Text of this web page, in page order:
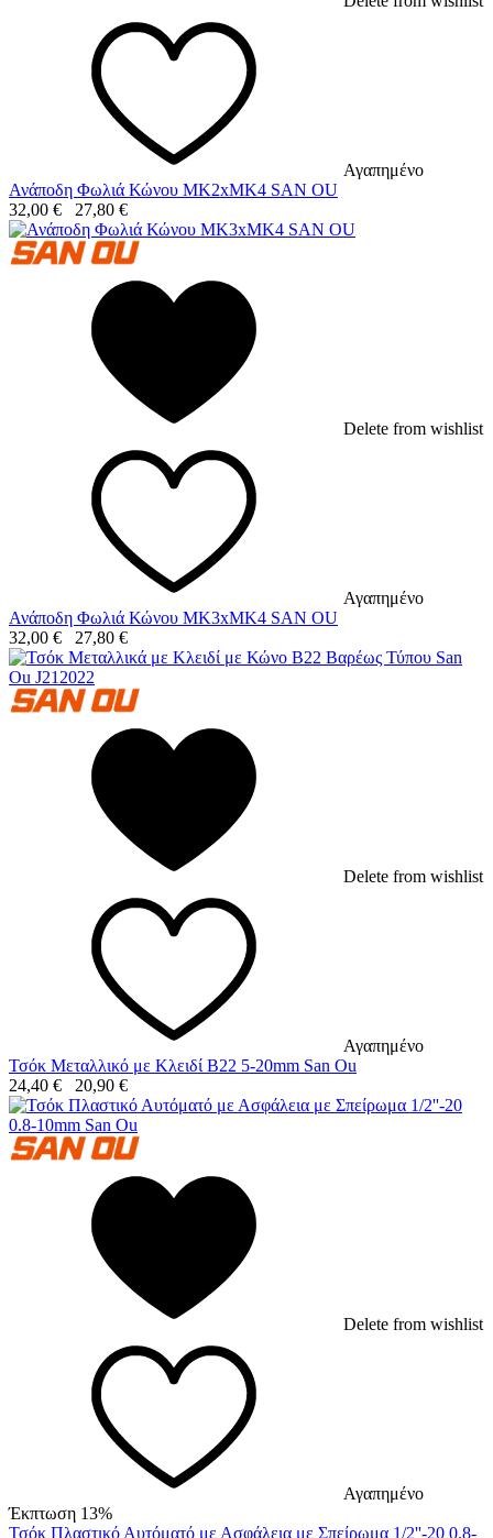
Αγαπημένο
Ανάποδη Φωλιά Κώνου MK2xMK4 SAN OU
32,00 € 27,80 €
Delete from wishlist
Αγαπημένο
Ανάποδη Φωλιά Κώνου MK3xMK4 SAN OU
32,00 € 27,80 €
Delete from wishlist
Αγαπημένο
Τσόκ Μεταλλικό με Κλειδί B22 5-20mm San Ou
24,40 € 20,90 €
Delete from wishlist
Αγαπημένο
Έκπτωση 13%
Τσόκ Πλαστικό Αυτόματό με Ασφάλεια με Σπείρωμα 1/2''-20 0.8-